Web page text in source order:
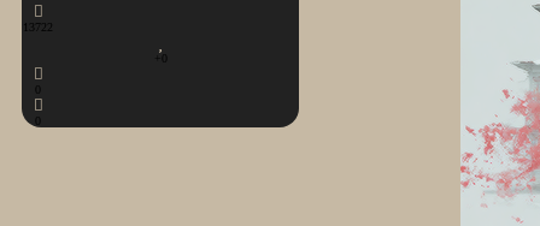
13722
+0